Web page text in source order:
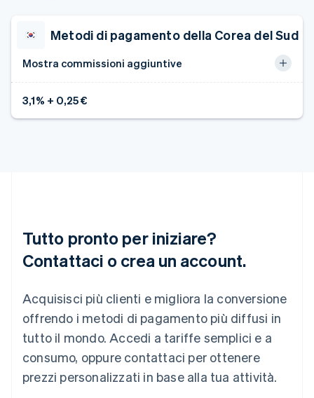
Metodi di pagamento della Corea del Sud
3,1% + 0,25 €
Mostra commissioni aggiuntive
Tutto pronto per iniziare?
Contattaci o crea un account.
Acquisisci più clienti e migliora la conversione
offrendo i metodi di pagamento più diffusi in
tutto il mondo. Accedi a tariffe semplici e a
consumo, oppure contattaci per ottenere
prezzi personalizzati in base alla tua attività.
Norvegia
Nuova Zelanda
Nederlands
Polonia
Repubblica Ceca
English
Romania
Singapore
English 简体中文
Slovacchia
English
EnglishItaliano
Spagna